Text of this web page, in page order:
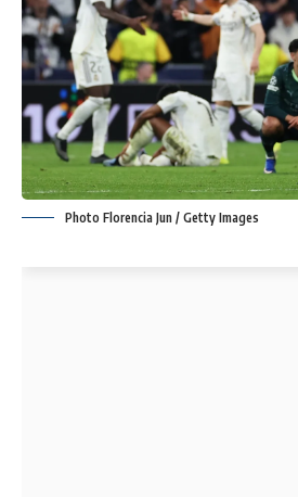
Photo Florencia Jun / Getty Images